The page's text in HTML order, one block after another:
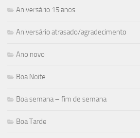
Aniversário 15 anos
Aniversário atrasado/agradecimento
Ano novo
Boa Noite
Boa semana – fim de semana
Boa Tarde